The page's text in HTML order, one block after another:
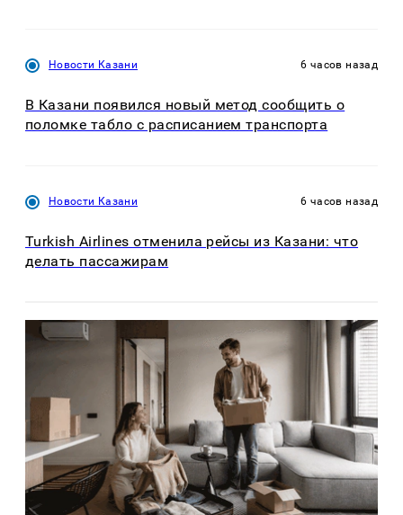
Новости Казани 6 часов назад
В Казани появился новый метод сообщить о
поломке табло с расписанием транспорта
Новости Казани 6 часов назад
Turkish Airlines отменила рейсы из Казани: что
делать пассажирам